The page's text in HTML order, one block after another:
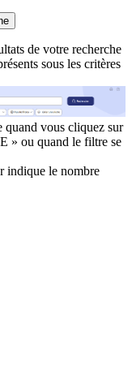
de votre recherche
sous les critères
quand vous cliquez sur
» ou quand le filtre se
indique le nombre